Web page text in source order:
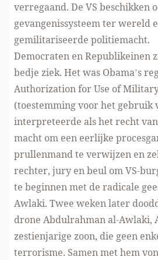
verregaand. De VS beschikken
gevangenissysteem ter wereld
gemilitariseerde politiemacht.
Democraten en Republikeinen
bedje ziek. Het was Obama’s
Authorization for Use of
(toestemming voor het
interpreteerde als het recht
macht om een eerlijke
prullenmand te verwijzen en
rechter, jury en beul om VS-
te beginnen met de radicale
Awlaki. Twee weken later
drone Abdulrahman al-Awlaki,
zestienjarige zoon, die geen
terrorisme. Samen met hem